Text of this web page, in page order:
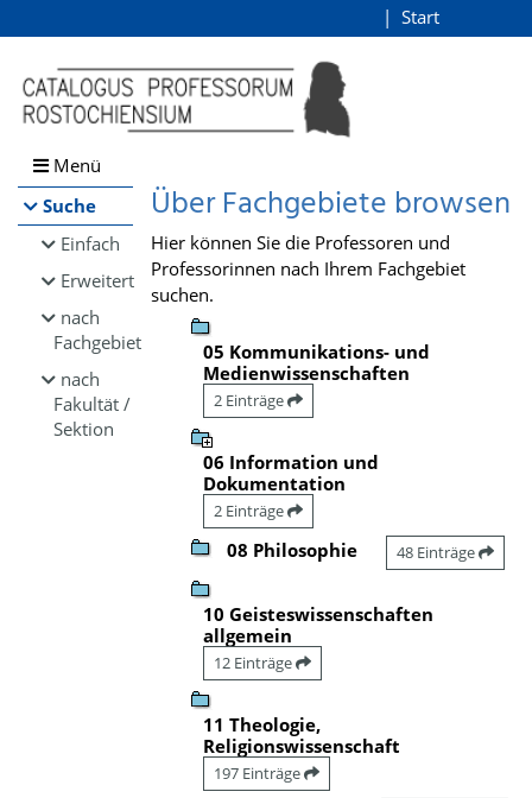
Browsen
direkt zum Inhalt
Start
Menü
Suche
Einfach
Erweitert
nach
Fachgebiet
nach
Fakultät /
Sektion
Über Fachgebiete browsen
Hier können Sie die Professoren und
Professorinnen nach Ihrem Fachgebiet
suchen.
05 Kommunikations- und
Medienwissenschaften
2 Einträge
06 Information und
Dokumentation
2 Einträge
08 Philosophie 48 Einträge
10 Geisteswissenschaften
allgemein
12 Einträge
11 Theologie,
Religionswissenschaft
197 Einträge